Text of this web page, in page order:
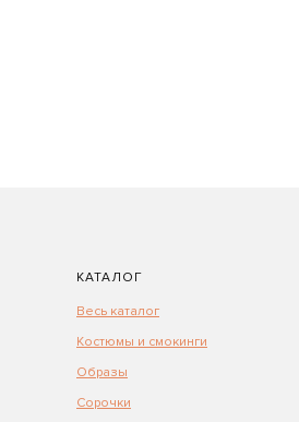
КАТАЛОГ
Весь каталог
Костюмы и смокинги
Образы
Сорочки